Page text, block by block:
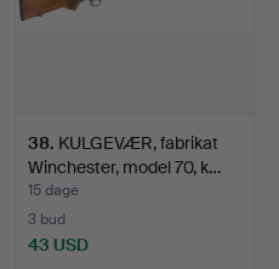
38. KULGEVÆR, fabrikat
Winchester, model 70, k…
15 dage
3 bud
43 USD